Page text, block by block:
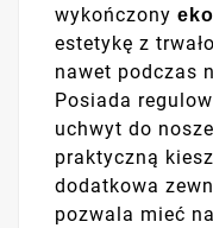
wykończony
estetykę z
nawet podczas
Posiada
uchwyt do
praktyczną
dodatkowa
pozwala mieć